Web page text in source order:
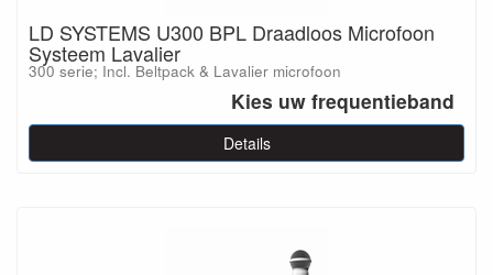
LD SYSTEMS U300 BPL Draadloos Microfoon
Systeem Lavalier
300 serie; Incl. Beltpack & Lavalier microfoon
Kies uw frequentieband
Details